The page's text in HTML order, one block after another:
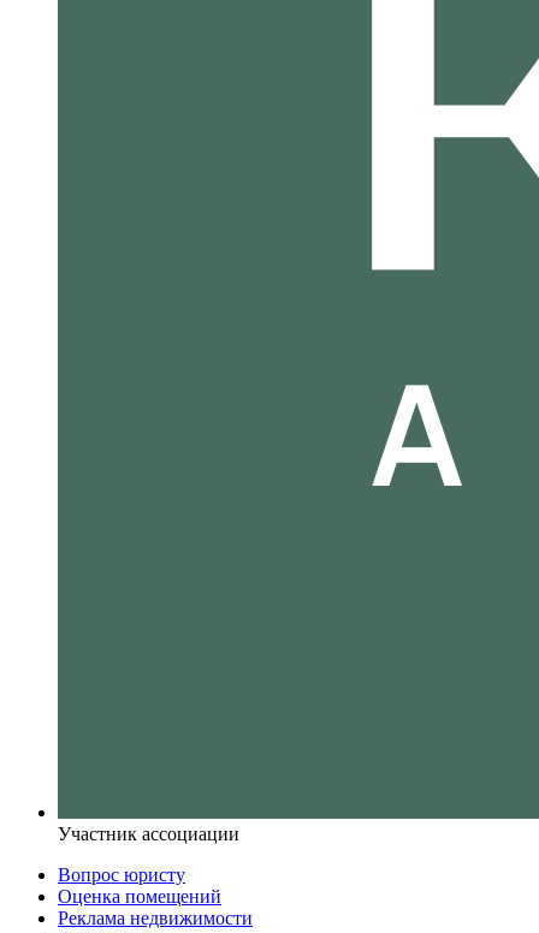
Участник ассоциации
Вопрос юристу
Оценка помещений
Реклама недвижимости